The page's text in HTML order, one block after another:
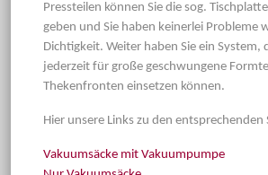
Pressteilen können Sie die sog.
geben und Sie haben keinerlei Probleme
Dichtigkeit. Weiter haben Sie ein System,
jederzeit für große geschwungene
Thekenfronten einsetzen können.
Hier unsere Links zu den entsprechenden
Vakuumsäcke mit Vakuumpumpe